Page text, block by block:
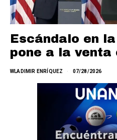
Escándalo en
pone a la venta
WLADIMIR ENRÍQUEZ 07/28/2026